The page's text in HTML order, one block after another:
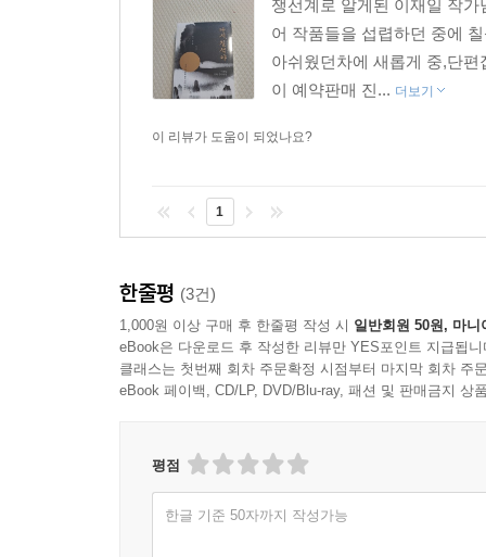
쟁선계로 알게된 이재일 작
어 작품들을 섭렵하던 중에
아쉬웠던차에 새롭게 중,단
이 예약판매 진... 더보기
이 리뷰가 도움이 되었나요?
1
한줄평 (3건)
1,000원 이상 구매 후 한줄평 작성 시 일반회원 50원, 마니
eBook은 다운로드 후 작성한 리뷰만 YES포인트 지급됩니
클래스는 첫번째 회차 주문확정 시점부터 마지막 회차 주
eBook 페이백, CD/LP, DVD/Blu-ray, 패션 및 판매금지 상
평점
한글 기준 50자까지 작성가능